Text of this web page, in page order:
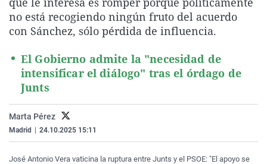
La rosa de los vientos
Gente viajera
Como el perro y el
Caso
Retornados
Equipo de
Operación Viuda
Extremadura
Galicia
La Rioja
Navarra
Virales
Televisión
Elecciones
no está recogiendo ningún fruto del acuerdo
con Sánchez, sólo pérdida de influencia.
El Gobierno admite la "necesidad de
intensificar el diálogo" tras el órdago de
Junts
Marta Pérez
Madrid 24.10.2025 15:11
José Antonio Vera vaticina la ruptura entre Junts y el PSOE: "El apoyo se